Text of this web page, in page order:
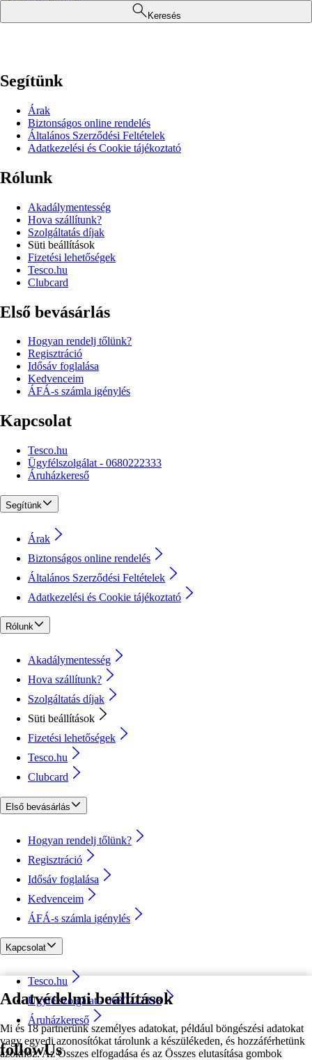
Adatvédelmi beállítások
Mi és 18 partnerünk személyes adatokat, például böngészési adatokat
vagy egyedi azonosítókat tárolunk a készülékeden, és hozzáférhetünk
azokhoz. Az Összes elfogadása és az Összes elutasítása gombok
Keresés
Segítünk
Árak
Biztonságos online rendelés
Általános Szerződési Feltételek
Adatkezelési és Cookie tájékoztató
Rólunk
Akadálymentesség
Hova szállítunk?
Szolgáltatás díjak
Süti beállítások
Fizetési lehetőségek
Tesco.hu
Clubcard
Első bevásárlás
Hogyan rendelj tőlünk?
Regisztráció
Idősáv foglalása
Kedvenceim
ÁFÁ-s számla igénylés
Kapcsolat
Tesco.hu
Ügyfélszolgálat - 0680222333
Áruházkereső
Segítünk
Árak
Biztonságos online rendelés
Általános Szerződési Feltételek
Adatkezelési és Cookie tájékoztató
Rólunk
Akadálymentesség
Hova szállítunk?
Szolgáltatás díjak
Süti beállítások
Fizetési lehetőségek
Tesco.hu
Clubcard
Első bevásárlás
Hogyan rendelj tőlünk?
Regisztráció
Idősáv foglalása
Kedvenceim
ÁFÁ-s számla igénylés
Kapcsolat
Tesco.hu
Ügyfélszolgálat - 0680222333
Áruházkereső
followUs